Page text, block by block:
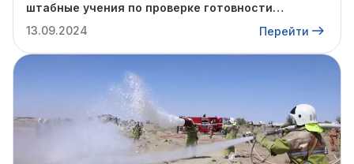
штабные учения по проверке готовности
отопительному сезону.
13.09.2024 Перейти